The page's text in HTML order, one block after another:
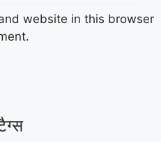
website in this browser